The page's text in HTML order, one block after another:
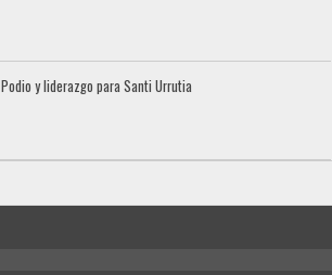
Podio y liderazgo para Santi Urrutia